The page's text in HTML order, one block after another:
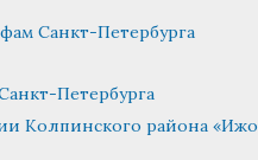
Санкт-Петербурга
Петербурга
Колпинского района